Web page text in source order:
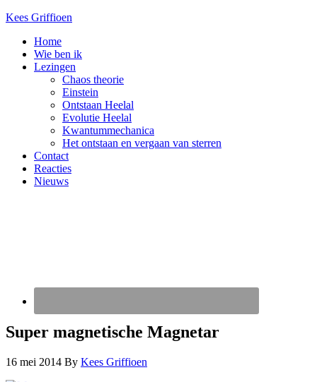
Kees Griffioen
Home
Wie ben ik
Lezingen
Chaos theorie
Einstein
Ontstaan Heelal
Evolutie Heelal
Kwantummechanica
Het ontstaan en vergaan van sterren
Contact
Reacties
Nieuws
Super magnetische Magnetar
16 mei 2014 By Kees Griffioen